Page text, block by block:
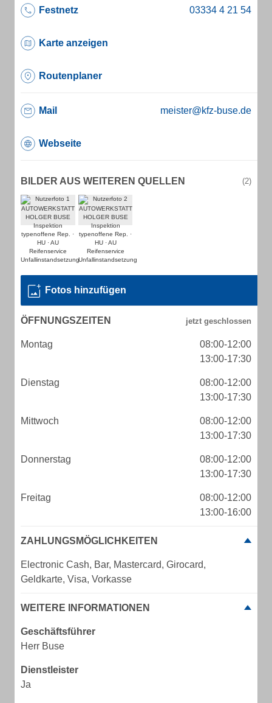
Festnetz
Karte anzeigen
Routenplaner
Mail meister@kfz-buse.de
Webseite
BILDER AUS WEITEREN QUELLEN (2)
Fotos hinzufügen
ÖFFNUNGSZEITEN
Montag
08:00-12:00
13:00-17:30
Dienstag
08:00-12:00
13:00-17:30
Mittwoch
08:00-12:00
13:00-17:30
Donnerstag
08:00-12:00
13:00-17:30
Freitag
08:00-12:00
13:00-16:00
ZAHLUNGSMÖGLICHKEITEN
Electronic Cash, Bar, Mastercard, Girocard,
Geldkarte, Visa, Vorkasse
WEITERE INFORMATIONEN
Geschäftsführer
Herr Buse
Dienstleister
Ja